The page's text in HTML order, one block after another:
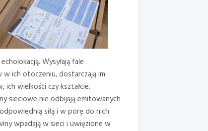
Wysyłają fale
ich otoczeniu, dostarczają im
wielkości czy kształcie.
sieciowe nie odbijają emitowanych
siłą i w porę do nich
wpadają w sieci i uwięzione w